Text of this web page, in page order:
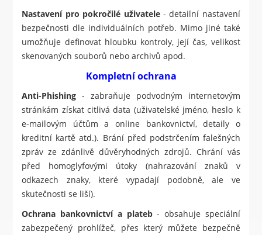
Nastavení pro pokročilé uživatele- detailní nastavení
bezpečnosti dle individuálních potřeb. Mimo jiné také
umožňuje definovat hloubku kontroly, její čas, velikost
skenovaných souborů nebo archivů apod.
Kompletní ochrana
Anti-Phishing - zabraňuje podvodným internetovým
stránkám získat citlivá data (uživatelské jméno, heslo k
e-mailovým účtům a online bankovnictví, detaily o
kreditní kartě atd.). Brání před podstrčením falešných
zpráv ze zdánlivě důvěryhodných zdrojů. Chrání vás
před homoglyfovými útoky (nahrazování znaků v
odkazech znaky, které vypadají podobně, ale ve
skutečnosti se liší).
Ochrana bankovnictví a plateb- obsahuje speciální
zabezpečený prohlížeč, přes který můžete bezpečně